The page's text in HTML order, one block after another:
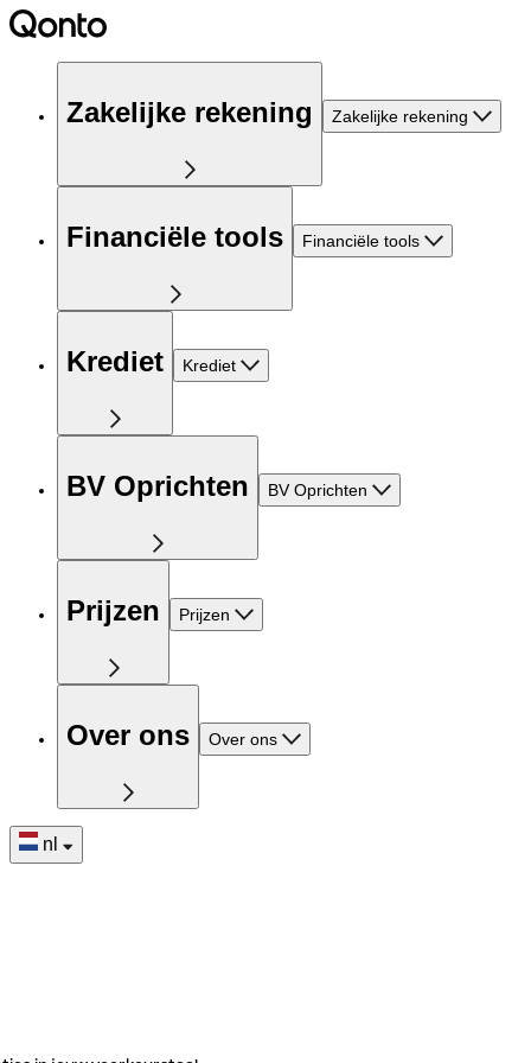
Zakelijke rekening Zakelijke rekening
Financiële tools Financiële tools
Krediet Krediet
BV Oprichten BV Oprichten
Prijzen Prijzen
Over ons Over ons
nl